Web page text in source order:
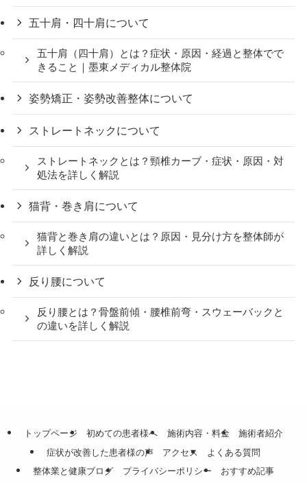
五十肩・四十肩について
五十肩（四十肩）とは？症状・原因・経過と整体でで
きること｜墨東メディカル整体院
姿勢矯正・姿勢改善整体について
ストレートネックについて
ストレートネックとは？頸椎カーブ・症状・原因・対
処法を詳しく解説
猫背・巻き肩について
猫背と巻き肩の違いとは？原因・見分け方を整体師が
詳しく解説
反り腰について
反り腰とは？骨盤前傾・腰椎前弯・スウェーバックと
の違いを詳しく解説
トップページ 初めての患者様へ 施術内容・料金
施術者紹介
症状が改善した患者様の声
アクセス
よくある質問
整体業と健康ブログ
プライバシーポリシー おすすめ記事